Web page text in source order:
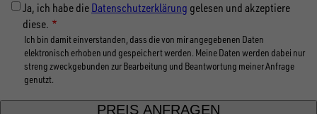
Ja, ich habe die Datenschutzerklärung gelesen und akzeptiere
diese.
Ich bin damit einverstanden, dass die von mir angegebenen Daten
elektronisch erhoben und gespeichert werden. Meine Daten werden dabei nur
streng zweckgebunden zur Bearbeitung und Beantwortung meiner Anfrage
genutzt.